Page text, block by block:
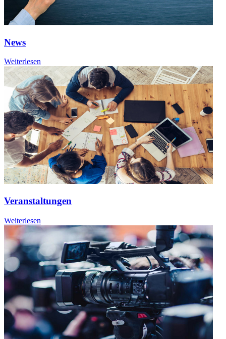
News
Weiterlesen
Veranstaltungen
Weiterlesen